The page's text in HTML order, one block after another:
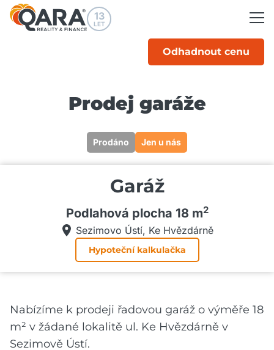
13
LET
Odhadnout cenu
Prodej garáže
Prodáno Jen u nás
Tato nabídka již není aktivní
Garáž
Podlahová plocha 18 m2
Sezimovo Ústí, Ke Hvězdárně
Hypoteční kalkulačka
Nabízíme k prodeji řadovou garáž o výměře 18
m² v žádané lokalitě ul. Ke Hvězdárně v
Sezimově Ústí.